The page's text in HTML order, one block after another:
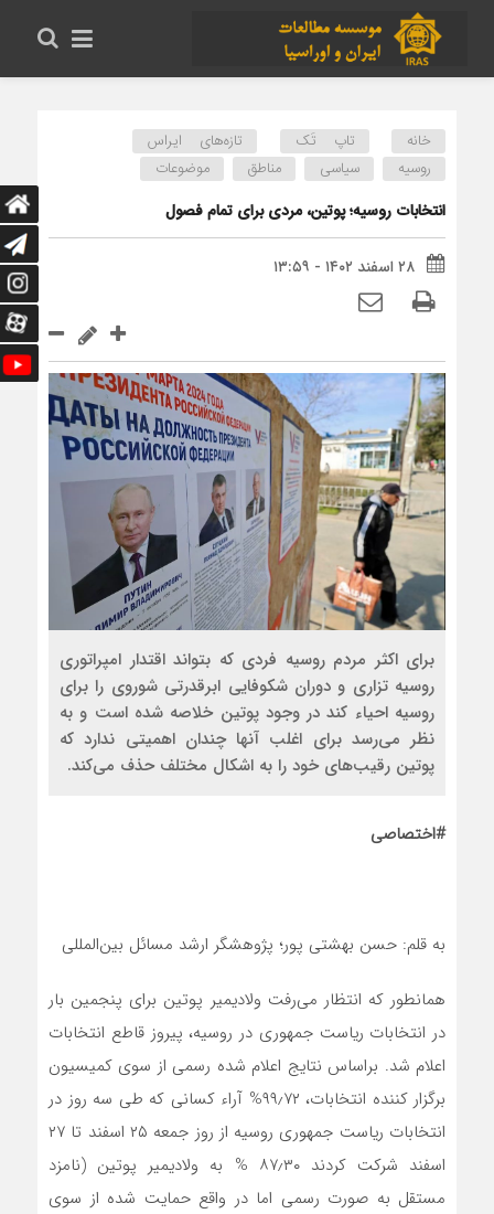
خانه تاپ تَک
تازه‌های ایراس
روسیه
سیاسی مناطق موضوعات
انتخابات روسیه؛ پوتین، مردی برای تمام فصول
۲۸ اسفند ۱۴۰۲ - ۱۳:۵۹
برای اکثر مردم روسیه فردی که بتواند اقتدار امپراتوری
روسیه تزاری و دوران شکوفایی ابرقدرتی شوروی را برای
روسیه‌ احیاء کند در وجود پوتین خلاصه شده است و به
نظر می‌رسد برای اغلب آنها چندان اهمیتی ندارد که
پوتین رقیب‌های خود را‌ به اشکال مختلف حذف می‌کند.
#اختصاصی
به قلم: حسن بهشتی پور؛ پژوهشگر ارشد مسائل بین‌المللی
همانطور که انتظار می‌رفت ولادیمیر پوتین برای پنجمین بار
در انتخابات ریاست جمهوری در روسیه، پیروز قاطع انتخابات
اعلام شد. براساس نتایج اعلام شده رسمی از سوی کمیسیون
برگزار کننده انتخابات،‌ ۹۹٫۷۲% آراء کسانی که طی سه روز در
انتخابات ریاست جمهوری روسیه از روز جمعه ۲۵ اسفند‌ تا ۲۷
اسفند‌ شرکت کردند ۸۷٫۳۰ % به ولادیمیر پوتین (نامزد
مستقل به صورت رسمی اما در واقع حمایت شده از سوی